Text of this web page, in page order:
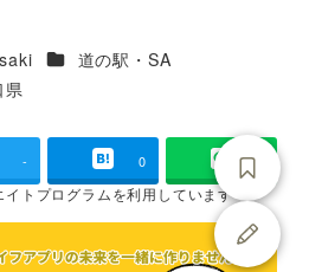
施設ジャンル
道の駅・SA
県
- 0
イトプログラムを利用しています